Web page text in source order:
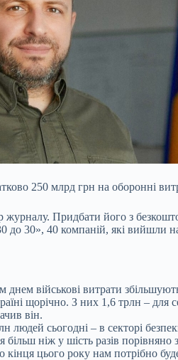
250 млрд грн на оборонні
Придбати його з
30», 40 компаній, які вийшли
військові витрати
щорічно. З них 1,6 трлн – для
він.
людей сьогодні – в секторі
більш ніж у шість разів
цього року нам потрібно